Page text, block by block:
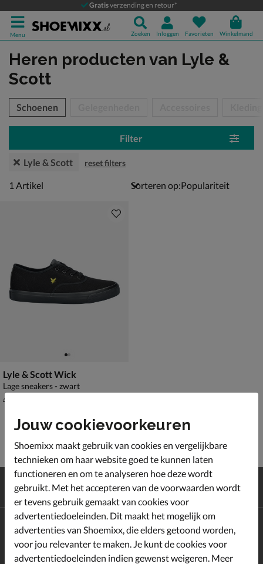
Gratisverzending en retour*
Menu Zoeken Inloggen Favorieten Winkelmand
Heren producten van Lyle &
Scott
over
Schoenen
Filter
Lyle & Scott reset filters
1 artikel
1 Artikel Sorteren op:
Lyle & Scott Wick
Lage sneakers - zwart
van € 64,99 voor € 45,49
64
Gratisverzending en retour*
Achterafbetalen
Altijd op de hoogte zijn?
Schrijf je in voor de Shoemixx nieuwsbrief en ontvang €10,-
welkomstkorting!*
Jouw cookievoorkeuren
Shoemixx maakt gebruik van cookies en vergelijkbare
technieken om haar website goed te kunnen laten
functioneren en om te analyseren hoe deze wordt
gebruikt. Met het accepteren van de voorwaarden wordt
er tevens gebruik gemaakt van cookies voor
advertentiedoeleinden. Dit maakt het mogelijk om
advertenties van Shoemixx, die elders getoond worden,
voor jou relevanter te maken. Je kunt de cookies voor
advertentiedoeleinden indien gewenst weigeren. Meer